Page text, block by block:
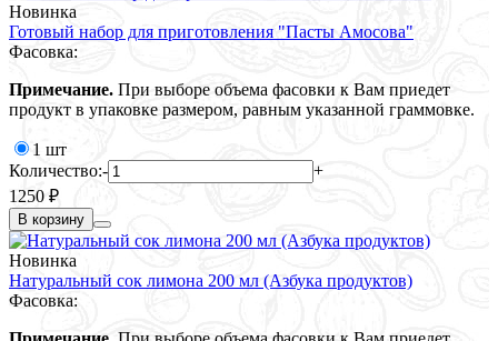
Новинка
Готовый набор для приготовления "Пасты Амосова"
Фасовка:
Примечание. При выборе объема фасовки к Вам приедет
продукт в упаковке размером, равным указанной граммовке.
1 шт
Количество:-
+
1250 ₽
В корзину
Новинка
Натуральный сок лимона 200 мл (Азбука продуктов)
Фасовка: